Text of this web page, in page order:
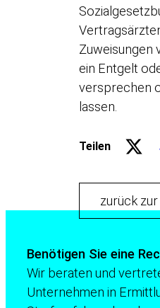
Zuweisungen
ein Entgelt
versprechen
lassen.
Teilen
zurück
Benötigen Sie eine
Wir beraten und
Unternehmen in